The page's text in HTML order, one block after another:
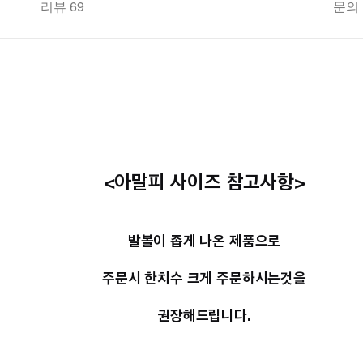
리뷰 69 문의
<아말피 사이즈 참고사항>
발볼이 좁게 나온 제품으로
주문시 한치수 크게 주문하시는것을
권장해드립니다.